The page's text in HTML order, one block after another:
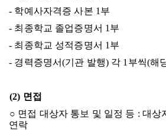
- 학예사자격증 사본 1 부
- 최종학교 졸업증명서 1 부
- 최종학교 성적증명서 1 부
- 경력증명서(기관 발행) 각 1 부씩(해
(2) 면접
○ 면접 대상자 통보 및 일정 등 : 대상
연락